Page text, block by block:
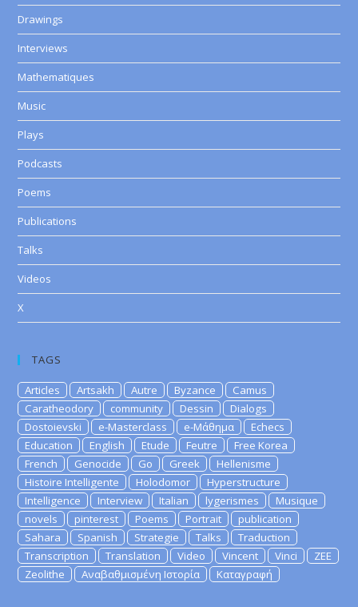
Drawings
Interviews
Mathematiques
Music
Plays
Podcasts
Poems
Publications
Talks
Videos
X
TAGS
Articles Artsakh Autre Byzance
Camus
Caratheodory
community Dessin
Dialogs
Dostoievski
e-Masterclass e-Μάθημα
Echecs
Education
English Etude Feutre
Free Korea
French
Genocide Go Greek
Hellenisme
Histoire Intelligente
Holodomor
Hyperstructure
Intelligence
Interview Italian lygerismes
Musique
novels
pinterest Poems Portrait
publication
Sahara
Spanish Strategie Talks
Traduction
Transcription
Translation Video Vincent Vinci
ZEE
Zeolithe
Αναβαθμισμένη Ιστορία Καταγραφή